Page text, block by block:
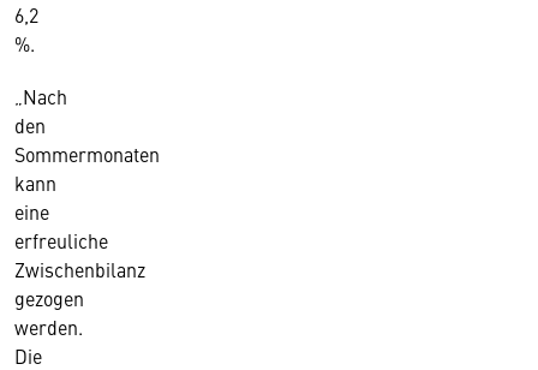
6,2
%.
„Nach
den
Sommermonaten
kann
eine
erfreuliche
Zwischenbilanz
gezogen
werden.
Die